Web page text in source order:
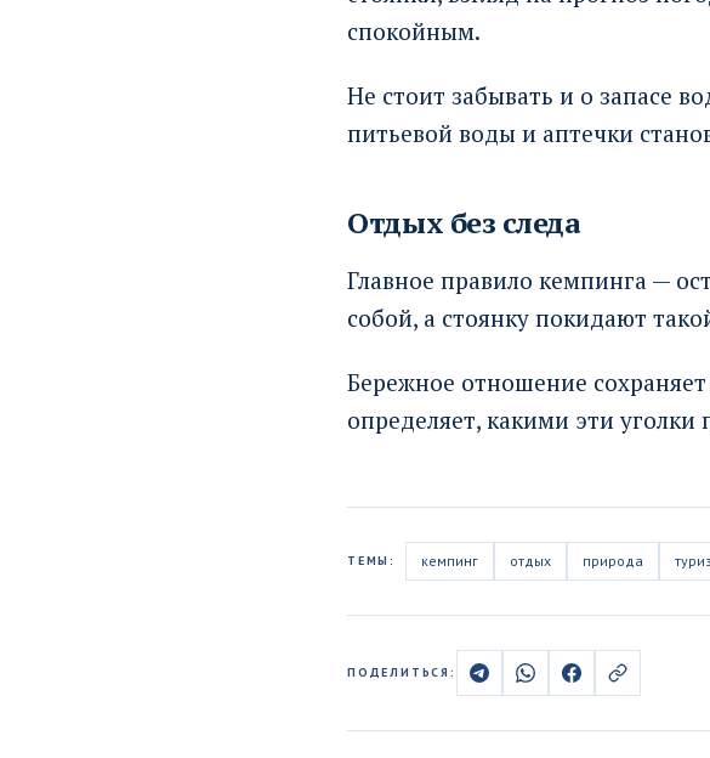
спокойным.
Не стоит забывать и о запасе
питьевой воды и аптечки
Отдых без следа
Главное правило кемпинга —
собой, а стоянку покидают
Бережное отношение
определяет, какими эти
ТЕМЫ: кемпинг отдых природа
ПОДЕЛИТЬСЯ: